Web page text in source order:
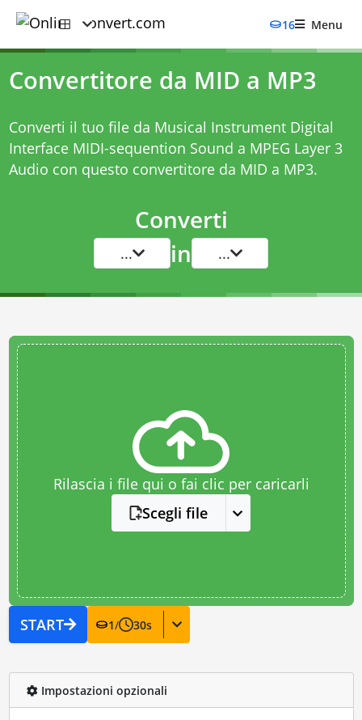
16 Menu
Convertitore da MID a MP3
Converti il tuo file da Musical Instrument Digital
Interface MIDI-sequention Sound a MPEG Layer 3
Audio con questo convertitore da MID a MP3.
Converti
... in ...
Rilascia i file qui o fai clic per caricarli
Scegli file
START 1/ 30s
Impostazioni opzionali